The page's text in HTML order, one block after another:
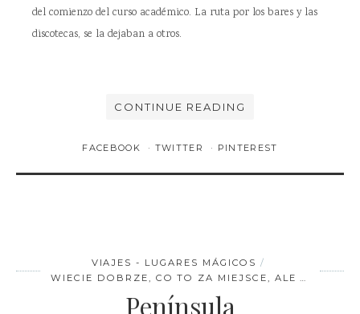
del comienzo del curso académico. La ruta por los bares y las
discotecas, se la dejaban a otros.
CONTINUE READING
FACEBOOK TWITTER PINTEREST
VIAJES - LUGARES MÁGICOS
WIECIE DOBRZE, CO TO ZA MIEJSCE, ALE …
Península